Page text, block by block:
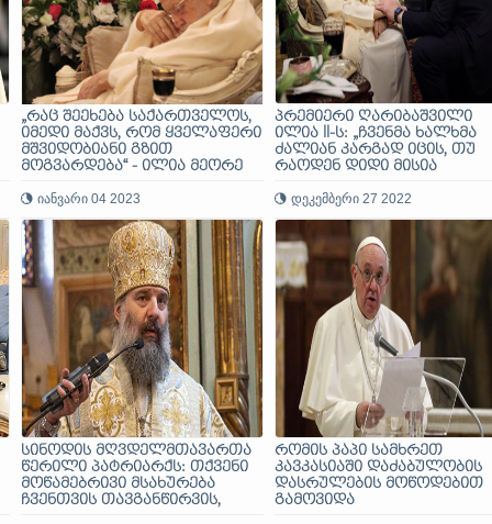
„რაც შეეხება საქართველოს,
იმედი მაქვს, რომ ყველაფერი
მშვიდობიანი გზით
მოგვარდება“ - ილია მეორე
იანვარი 04 2023
პრემიერი ღარიბაშვილი
ილია II-ს: „ჩვენმა ხალხმა
ძალიან კარგად იცის, თუ
რაოდენ დიდი მისია
დეკემბერი 27 2022
სინოდის მღვდელმთავართა
წერილი პატრიარქს: თქვენი
მოწამებრივი მსახურება
ჩვენთვის თავგანწირვის,
რომის პაპი სამხრეთ
კავკასიაში დაძაბულობის
დასრულების მოწოდებით
გამოვიდა